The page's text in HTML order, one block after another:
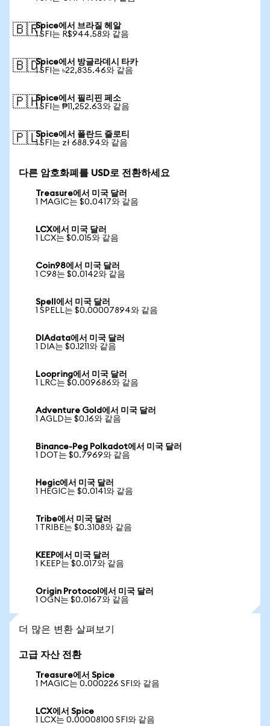
🇧🇷Spice에서 브라질 헤알
1 SFI는 R$944.58와 같음
🇧🇩Spice에서 방글라데시 타카
1 SFI는 ৳22,835.46와 같음
🇵🇭Spice에서 필리핀 페소
1 SFI는 ₱11,252.63와 같음
🇵🇱Spice에서 폴란드 즐로티
1 SFI는 zł 688.94와 같음
다른 암호화폐를 USD로 전환하세요
Treasure에서 미국 달러
1 MAGIC는 $0.0417와 같음
LCX에서 미국 달러
1 LCX는 $0.015와 같음
Coin98에서 미국 달러
1 C98는 $0.0142와 같음
Spell에서 미국 달러
1 SPELL는 $0.00007894와 같음
DIAdata에서 미국 달러
1 DIA는 $0.1211와 같음
Loopring에서 미국 달러
1 LRC는 $0.009686와 같음
Adventure Gold에서 미국 달러
1 AGLD는 $0.16와 같음
Binance-Peg Polkadot에서 미국 달러
1 DOT는 $0.7969와 같음
Hegic에서 미국 달러
1 HEGIC는 $0.0141와 같음
Tribe에서 미국 달러
1 TRIBE는 $0.3108와 같음
KEEP에서 미국 달러
1 KEEP는 $0.017와 같음
Origin Protocol에서 미국 달러
1 OGN는 $0.0167와 같음
더 많은 변환 살펴보기
고급 자산 전환
Treasure에서 Spice
1 MAGIC는 0.000226 SFI와 같음
LCX에서 Spice
1 LCX는 0.00008100 SFI와 같음